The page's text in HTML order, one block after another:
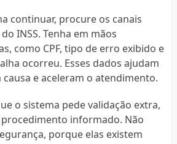
continuar, procure os canais
INSS. Tenha em mãos
como CPF, tipo de erro exibido e
ocorreu. Esses dados ajudam
e aceleram o atendimento.
o sistema pede validação extra,
informado. Não
porque elas existem